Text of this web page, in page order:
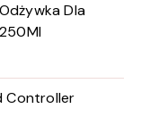
Dla
Controller